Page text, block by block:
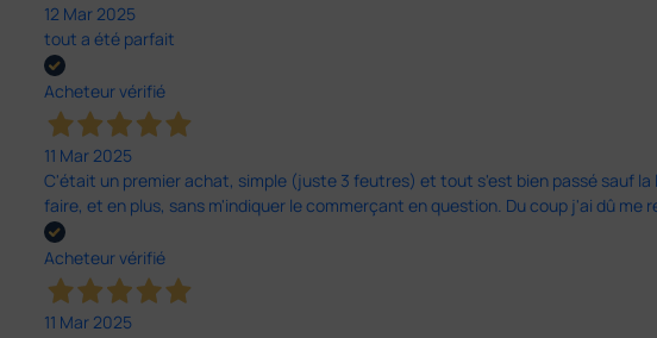
12 Mar 2025
tout a été parfait
Acheteur vérifié
11 Mar 2025
C'était un premier achat, simple (juste 3 feutres) et tout s'est bien passé sauf
faire, et en plus, sans m'indiquer le commerçant en question. Du coup j'ai dû
Acheteur vérifié
11 Mar 2025